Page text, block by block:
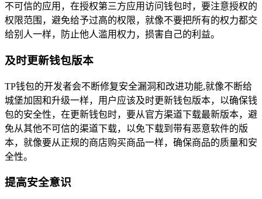
不可信的应用，在授权第三方应用访问钱包时，要注意授权的
权限范围，避免给予过高的权限，就像不要把所有的权力都交
给别人一样，防止他人滥用权力，损害自己的利益。
及时更新钱包版本
TP钱包的开发者会不断修复安全漏洞和改进功能,就像不断给
城堡加固和升级一样，用户应该及时更新钱包版本，以确保钱
包的安全性，在更新钱包时，要从官方渠道下载最新版本，避
免从其他不可信的渠道下载，以免下载到带有恶意软件的版
本，就像要从正规的商店购买商品一样，确保商品的质量和安
全性。
提高安全意识